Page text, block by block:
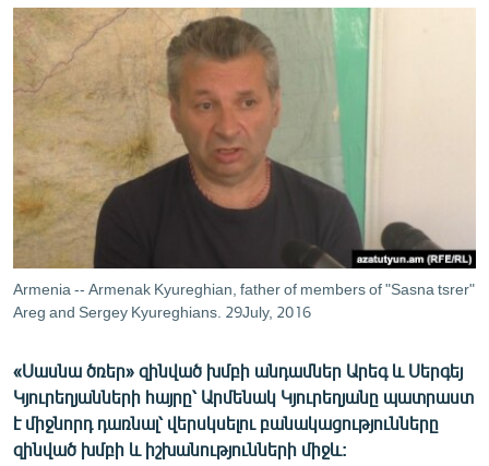
ՏԱՐԱԾԱՇՐՋԱՆ
ՄԻՋԱԶԳԱՅԻՆ
ՄՇԱԿՈՒՅԹ
ՍՊՈՐՏ
ՄԵԿՆԱԲԱՆՈՒԹՅՈՒՆ
ՏՏ ԵՒ ԻՆՏԵՐՆԵՏ
ԱՐԽԻՎ
ԲԱՆԱՎԵՃ
ՁԳՏԵԼՈՎ ԼԱՎԱԳՈՒՅՆԻՆ
Armenia -- Armenak Kyureghian, father of members of "Sasna tsrer"
Areg and Sergey Kyureghians. 29July, 2016
«Սասնա ծռեր» զինված խմբի անդամներ Արեգ և Սերգեյ
Կյուրեղյանների հայրը՝ Արմենակ Կյուրեղյանը պատրաստ
է միջնորդ դառնալ՝ վերսկսելու բանակացությունները
զինված խմբի և իշխանությունների միջև: